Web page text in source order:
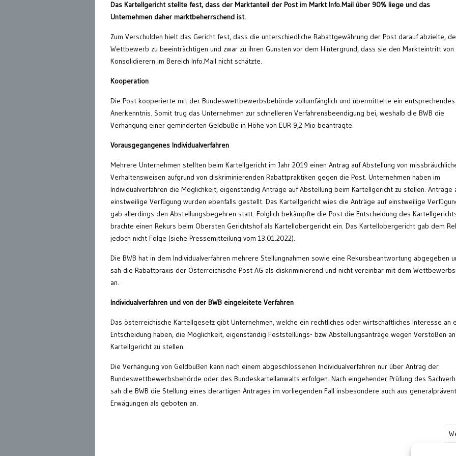
Das Kartellgericht stellte fest, dass der Marktanteil der Post im Markt Info.Mail über 90% liege und das
Unternehmen daher marktbeherrschend ist.
Zum Verschulden hielt das Gericht fest, dass die unterschiedliche Rabattgewährung der Post darauf abzielte,
Wettbewerb zu beeinträchtigen und zwar zu ihren Gunsten vor dem Hintergrund, dass sie den Markteintritt von
Konsolidierern im Bereich Info.Mail nicht schätzte.
Kooperation
Die Post kooperierte mit der Bundeswettbewerbsbehörde vollumfänglich und übermittelte ein entsprechendes
Anerkenntnis. Somit trug das Unternehmen zur schnelleren Verfahrensbeendigung bei, weshalb die BWB die
Verhängung einer geminderten Geldbuße in Höhe von EUR 9,2 Mio beantragte.
Vorausgegangenes Individualverfahren
Mehrere Unternehmen stellten beim Kartellgericht im Jahr 2019 einen Antrag auf Abstellung von
Verhaltensweisen aufgrund von diskriminierenden Rabattpraktiken gegen die Post. Unternehmen haben im
Individualverfahren die Möglichkeit, eigenständig Anträge auf Abstellung beim Kartellgericht zu stellen. Anträge
einstweilige Verfügung wurden ebenfalls gestellt. Das Kartellgericht wies die Anträge auf einstweilige
gab allerdings den Abstellungsbegehren statt. Folglich bekämpfte die Post die Entscheidung des
brachte einen Rekurs beim Obersten Gerichtshof als Kartellobergericht ein. Das Kartellobergericht gab dem
jedoch nicht Folge (siehe Pressemitteilung vom 13.01.2022).
Die BWB hat in dem Individualverfahren mehrere Stellungnahmen sowie eine Rekursbeantwortung abgegeben
sah die Rabattpraxis der Österreichische Post AG als diskriminierend und nicht vereinbar mit dem
an.
Individualverfahren und von der BWB eingeleitete Verfahren
Das österreichische Kartellgesetz gibt Unternehmen, welche ein rechtliches oder wirtschaftliches Interesse an
Entscheidung haben, die Möglichkeit, eigenständig Feststellungs- bzw Abstellungsanträge wegen Verstößen
Kartellgericht zu stellen.
Die Verhängung von Geldbußen kann nach einem abgeschlossenen Individualverfahren nur über Antrag der
Bundeswettbewerbsbehörde oder des Bundeskartellanwalts erfolgen. Nach eingehender Prüfung des
sah die BWB die Stellung eines derartigen Antrages im vorliegenden Fall insbesondere auch aus
Erwägungen als geboten an.